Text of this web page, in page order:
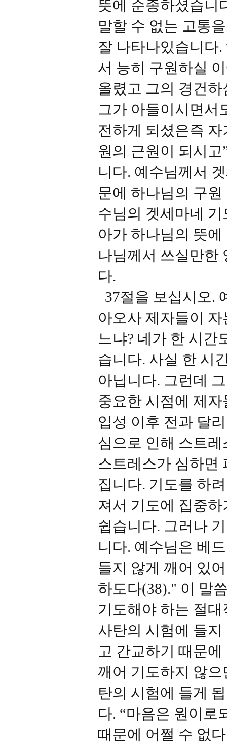
뜻에 순종하셨습니
말할 수 없는 고통
잘 나타나있습니다
서 능히 구원하실
올렸고 그의 경건
그가 아들이시면서
전하게 되셨은즉
원의 근원이 되시
니다. 예수님께서
문에 하나님의 구
수님의 겟세마네
아가 하나님의 뜻
나님께서 쓰실만한
다.
37절을 보십시오.
아오사 제자들이
느냐? 네가 한 시간
습니다. 사실 한 시
아닙니다. 그런데
중요한 시점에 제
입성 이후 전과 달
심으로 인해 스트
스트레스가 심하면
집니다. 기도를 하
져서 기도에 집중
쉽습니다. 그러나
니다. 예수님은 베
들지 않게 깨어 있
하도다(38)." 이 말
기도해야 하는 절
사탄의 시험에 들
고 간교하기 때문
깨어 기도하지 않
탄의 시험에 들게
다. “마음은 원이로
때문에 어쩔 수 없